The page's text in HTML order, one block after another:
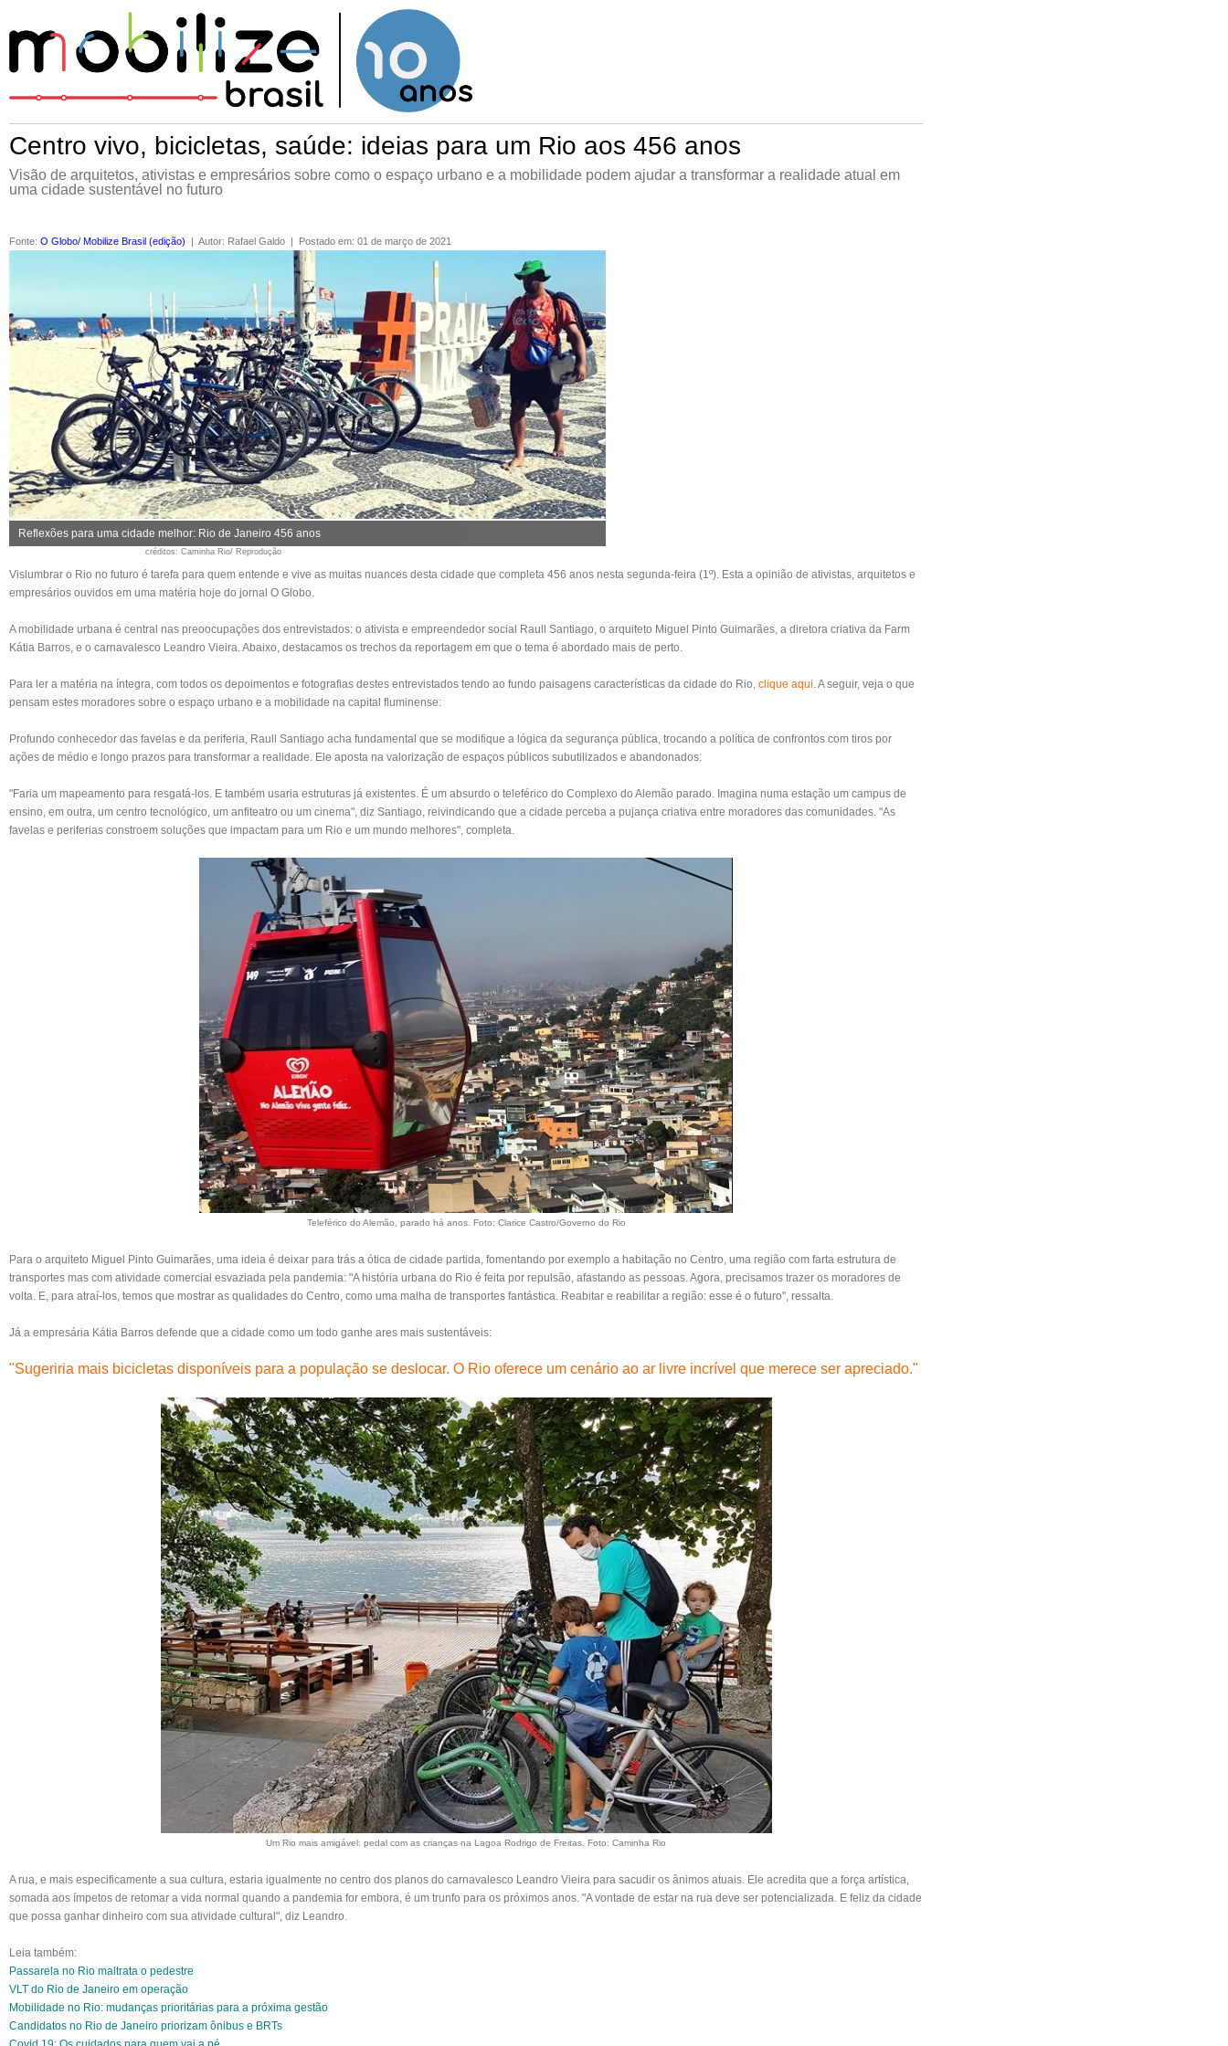
Centro vivo, bicicletas, saúde: ideias para um Rio aos 456 anos
Visão de arquitetos, ativistas e empresários sobre como o espaço urbano e a mobilidade podem ajudar a transformar a realidade atual em
uma cidade sustentável no futuro
Fonte: O Globo/ Mobilize Brasil (edição) | Autor: Rafael Galdo | Postado em: 01 de março de 2021
Reflexões para uma cidade melhor: Rio de Janeiro 456 anos
créditos: Caminha Rio/ Reprodução
Vislumbrar o Rio no futuro é tarefa para quem entende e vive as muitas nuances desta cidade que completa 456 anos nesta segunda-feira (1º). Esta a opinião de ativistas, arquitetos e
empresários ouvidos em uma matéria hoje do jornal O Globo.
A mobilidade urbana é central nas preoocupações dos entrevistados: o ativista e empreendedor social Raull Santiago, o arquiteto Miguel Pinto Guimarães, a diretora criativa da Farm
Kátia Barros, e o carnavalesco Leandro Vieira. Abaixo, destacamos os trechos da reportagem em que o tema é abordado mais de perto.
Para ler a matéria na íntegra, com todos os depoimentos e fotografias destes entrevistados tendo ao fundo paisagens características da cidade do Rio, clique aqui. A seguir, veja o que
pensam estes moradores sobre o espaço urbano e a mobilidade na capital fluminense:
Profundo conhecedor das favelas e da periferia, Raull Santiago acha fundamental que se modifique a lógica da segurança pública, trocando a política de confrontos com tiros por
ações de médio e longo prazos para transformar a realidade. Ele aposta na valorização de espaços públicos subutilizados e abandonados:
"Faria um mapeamento para resgatá-los. E também usaria estruturas já existentes. É um absurdo o teleférico do Complexo do Alemão parado. Imagina numa estação um campus de
ensino, em outra, um centro tecnológico, um anfiteatro ou um cinema", diz Santiago, reivindicando que a cidade perceba a pujança criativa entre moradores das comunidades. "As
favelas e periferias constroem soluções que impactam para um Rio e um mundo melhores", completa.
Teleférico do Alemão, parado há anos. Foto: Clarice Castro/Governo do Rio
Para o arquiteto Miguel Pinto Guimarães, uma ideia é deixar para trás a ótica de cidade partida, fomentando por exemplo a habitação no Centro, uma região com farta estrutura de
transportes mas com atividade comercial esvaziada pela pandemia: "A história urbana do Rio é feita por repulsão, afastando as pessoas. Agora, precisamos trazer os moradores de
volta. E, para atraí-los, temos que mostrar as qualidades do Centro, como uma malha de transportes fantástica. Reabitar e reabilitar a região: esse é o futuro", ressalta.
Já a empresária Kátia Barros defende que a cidade como um todo ganhe ares mais sustentáveis:
"Sugeriria mais bicicletas disponíveis para a população se deslocar. O Rio oferece um cenário ao ar livre incrível que merece ser apreciado."
Um Rio mais amigável: pedal com as crianças na Lagoa Rodrigo de Freitas . Foto: Caminha Rio
A rua, e mais especificamente a sua cultura, estaria igualmente no centro dos planos do carnavalesco Leandro Vieira para sacudir os ânimos atuais. Ele acredita que a força artística,
somada aos ímpetos de retomar a vida normal quando a pandemia for embora, é um trunfo para os próximos anos. "A vontade de estar na rua deve ser potencializada. E feliz da cidade
que possa ganhar dinheiro com sua atividade cultural", diz Leandro.
Leia também:
Passarela no Rio maltrata o pedestre
VLT do Rio de Janeiro em operação
Mobilidade no Rio: mudanças prioritárias para a próxima gestão
Candidatos no Rio de Janeiro priorizam ônibus e BRTs